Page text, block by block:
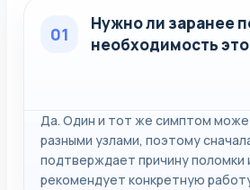
01
Нужно ли заранее
необходимость
Да. Один и тот же симптом
разными узлами, поэтому
подтверждает причину поломки
рекомендует конкретную